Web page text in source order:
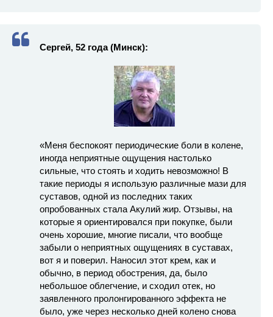
Сергей, 52 года (Минск):
«Меня беспокоят периодические боли в колене,
иногда неприятные ощущения настолько
сильные, что стоять и ходить невозможно! В
такие периоды я использую различные мази для
суставов, одной из последних таких
опробованных стала Акулий жир. Отзывы, на
которые я ориентировался при покупке, были
очень хорошие, многие писали, что вообще
забыли о неприятных ощущениях в суставах,
вот я и поверил. Наносил этот крем, как и
обычно, в период обострения, да, было
небольшое облегчение, и сходил отек, но
заявленного пролонгированного эффекта не
было, уже через несколько дней колено снова